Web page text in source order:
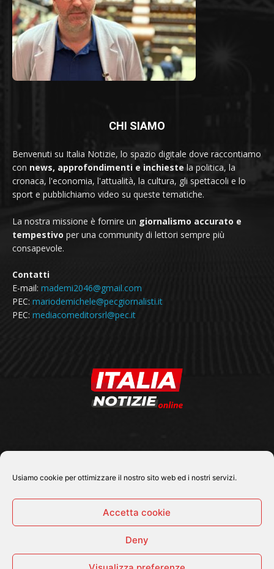
Usiamo cookie per ottimizzare il nostro sito web ed i nostri servizi.
Accetta cookie
Deny
CHI SIAMO
Benvenuti su Italia Notizie, lo spazio digitale dove raccontiamo
con news, approfondimenti e inchieste la politica, la
cronaca, l'economia, l'attualità, la cultura, gli spettacoli e lo
sport e pubblichiamo video su queste tematiche.
La nostra missione è fornire un giornalismo accurato e
tempestivo per una community di lettori sempre più
consapevole.
Contatti
E-mail: mademi2046@gmail.com
PEC: mariodemichele@pecgiornalisti.it
PEC: mediacomeditorsrl@pec.it
© 2026 Tutti i diritti riservati - Italia Notizie .online |